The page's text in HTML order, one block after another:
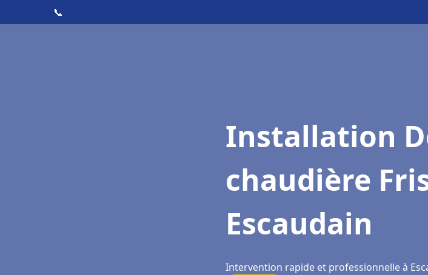
📞
Installation
chaudière
Escaudain
Intervention rapide et professionnelle à